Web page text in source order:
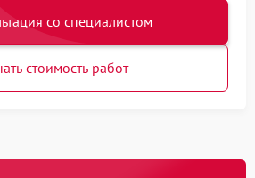
со специалистом
стоимость работ